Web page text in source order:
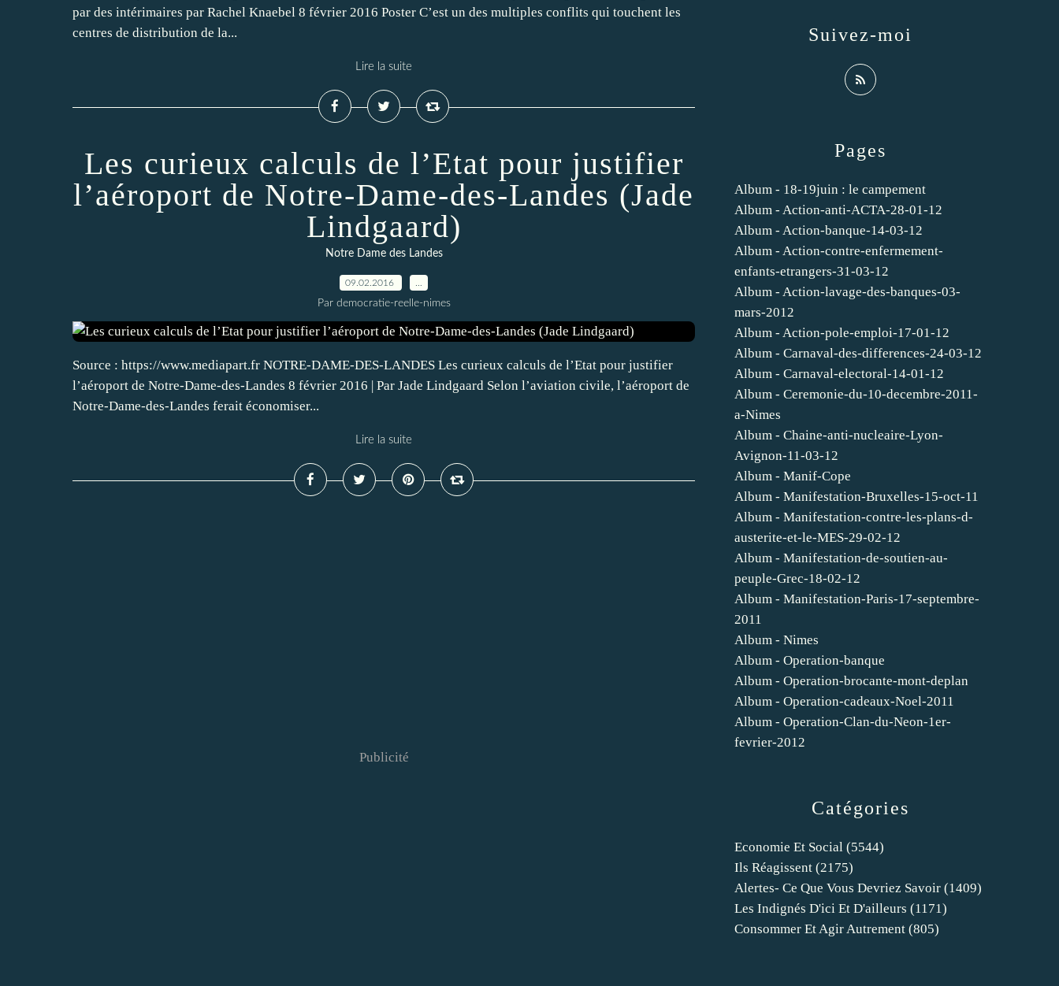
par des intérimaires par Rachel Knaebel 8 février 2016 Poster C’est un des multiples conflits qui touchent les
centres de distribution de la...
Lire la suite
Les curieux calculs de l’Etat pour justifier
l’aéroport de Notre-Dame-des-Landes (Jade
Lindgaard)
Notre Dame des Landes
09.02.2016
Par democratie-reelle-nimes
Source : https://www.mediapart.fr NOTRE-DAME-DES-LANDES Les curieux calculs de l’Etat pour justifier
l’aéroport de Notre-Dame-des-Landes 8 février 2016 | Par Jade Lindgaard Selon l’aviation civile, l’aéroport de
Notre-Dame-des-Landes ferait économiser...
Lire la suite
Publicité
Catégories
Economie Et Social (5544)
Ils Réagissent (2175)
Alertes- Ce Que Vous Devriez Savoir (1409)
Les Indignés D'ici Et D'ailleurs (1171)
Consommer Et Agir Autrement (805)
Pages
Album - 18-19juin : le campement
Album - Action-anti-ACTA-28-01-12
Album - Action-banque-14-03-12
Album - Action-contre-enfermement-
enfants-etrangers-31-03-12
Album - Action-lavage-des-banques-03-
mars-2012
Album - Action-pole-emploi-17-01-12
Album - Carnaval-des-differences-24-03-12
Album - Carnaval-electoral-14-01-12
Album - Ceremonie-du-10-decembre-2011-
a-Nimes
Album - Chaine-anti-nucleaire-Lyon-
Avignon-11-03-12
Album - Manif-Cope
Album - Manifestation-Bruxelles-15-oct-11
Album - Manifestation-contre-les-plans-d-
austerite-et-le-MES-29-02-12
Album - Manifestation-de-soutien-au-
peuple-Grec-18-02-12
Album - Manifestation-Paris-17-septembre-
2011
Album - Nimes
Album - Operation-banque
Album - Operation-brocante-mont-deplan
Album - Operation-cadeaux-Noel-2011
Album - Operation-Clan-du-Neon-1er-
fevrier-2012
Suivez-moi